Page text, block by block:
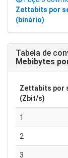
Zettabits por
(binário)
Tabela de
Mebibytes
Zettabits por
(Zbit/s)
1
2
3